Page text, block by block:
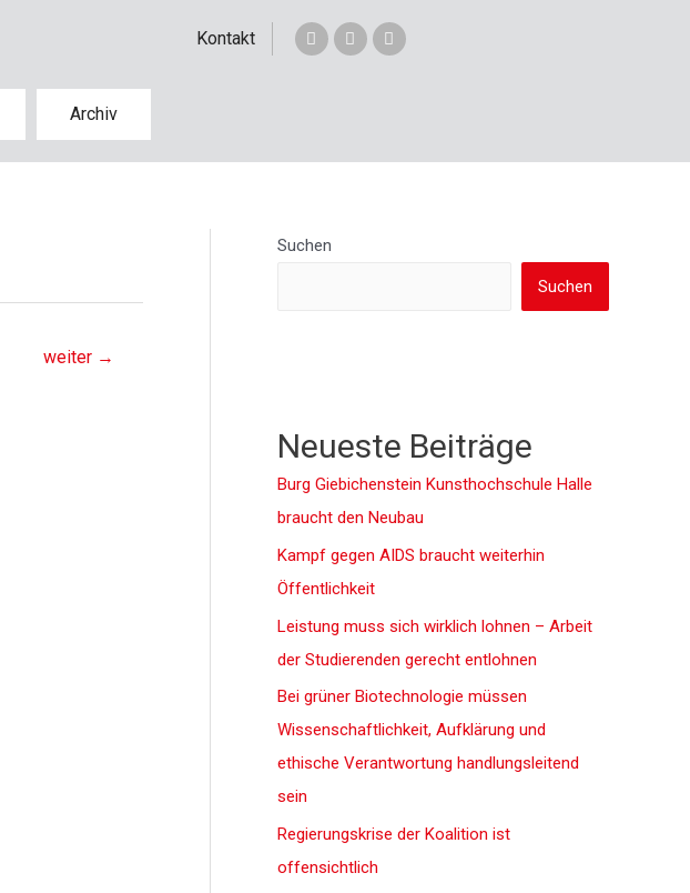
Kontakt
Archiv
weiter →
Suchen
Suchen
Neueste Beiträge
Burg Giebichenstein Kunsthochschule Halle
braucht den Neubau
Kampf gegen AIDS braucht weiterhin
Öffentlichkeit
Leistung muss sich wirklich lohnen – Arbeit
der Studierenden gerecht entlohnen
Bei grüner Biotechnologie müssen
Wissenschaftlichkeit, Aufklärung und
ethische Verantwortung handlungsleitend
sein
Regierungskrise der Koalition ist
offensichtlich